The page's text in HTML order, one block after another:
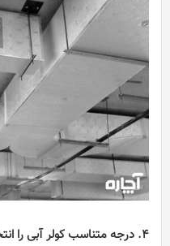
4. درجه متناسب کولر آبی را انتخاب کنید